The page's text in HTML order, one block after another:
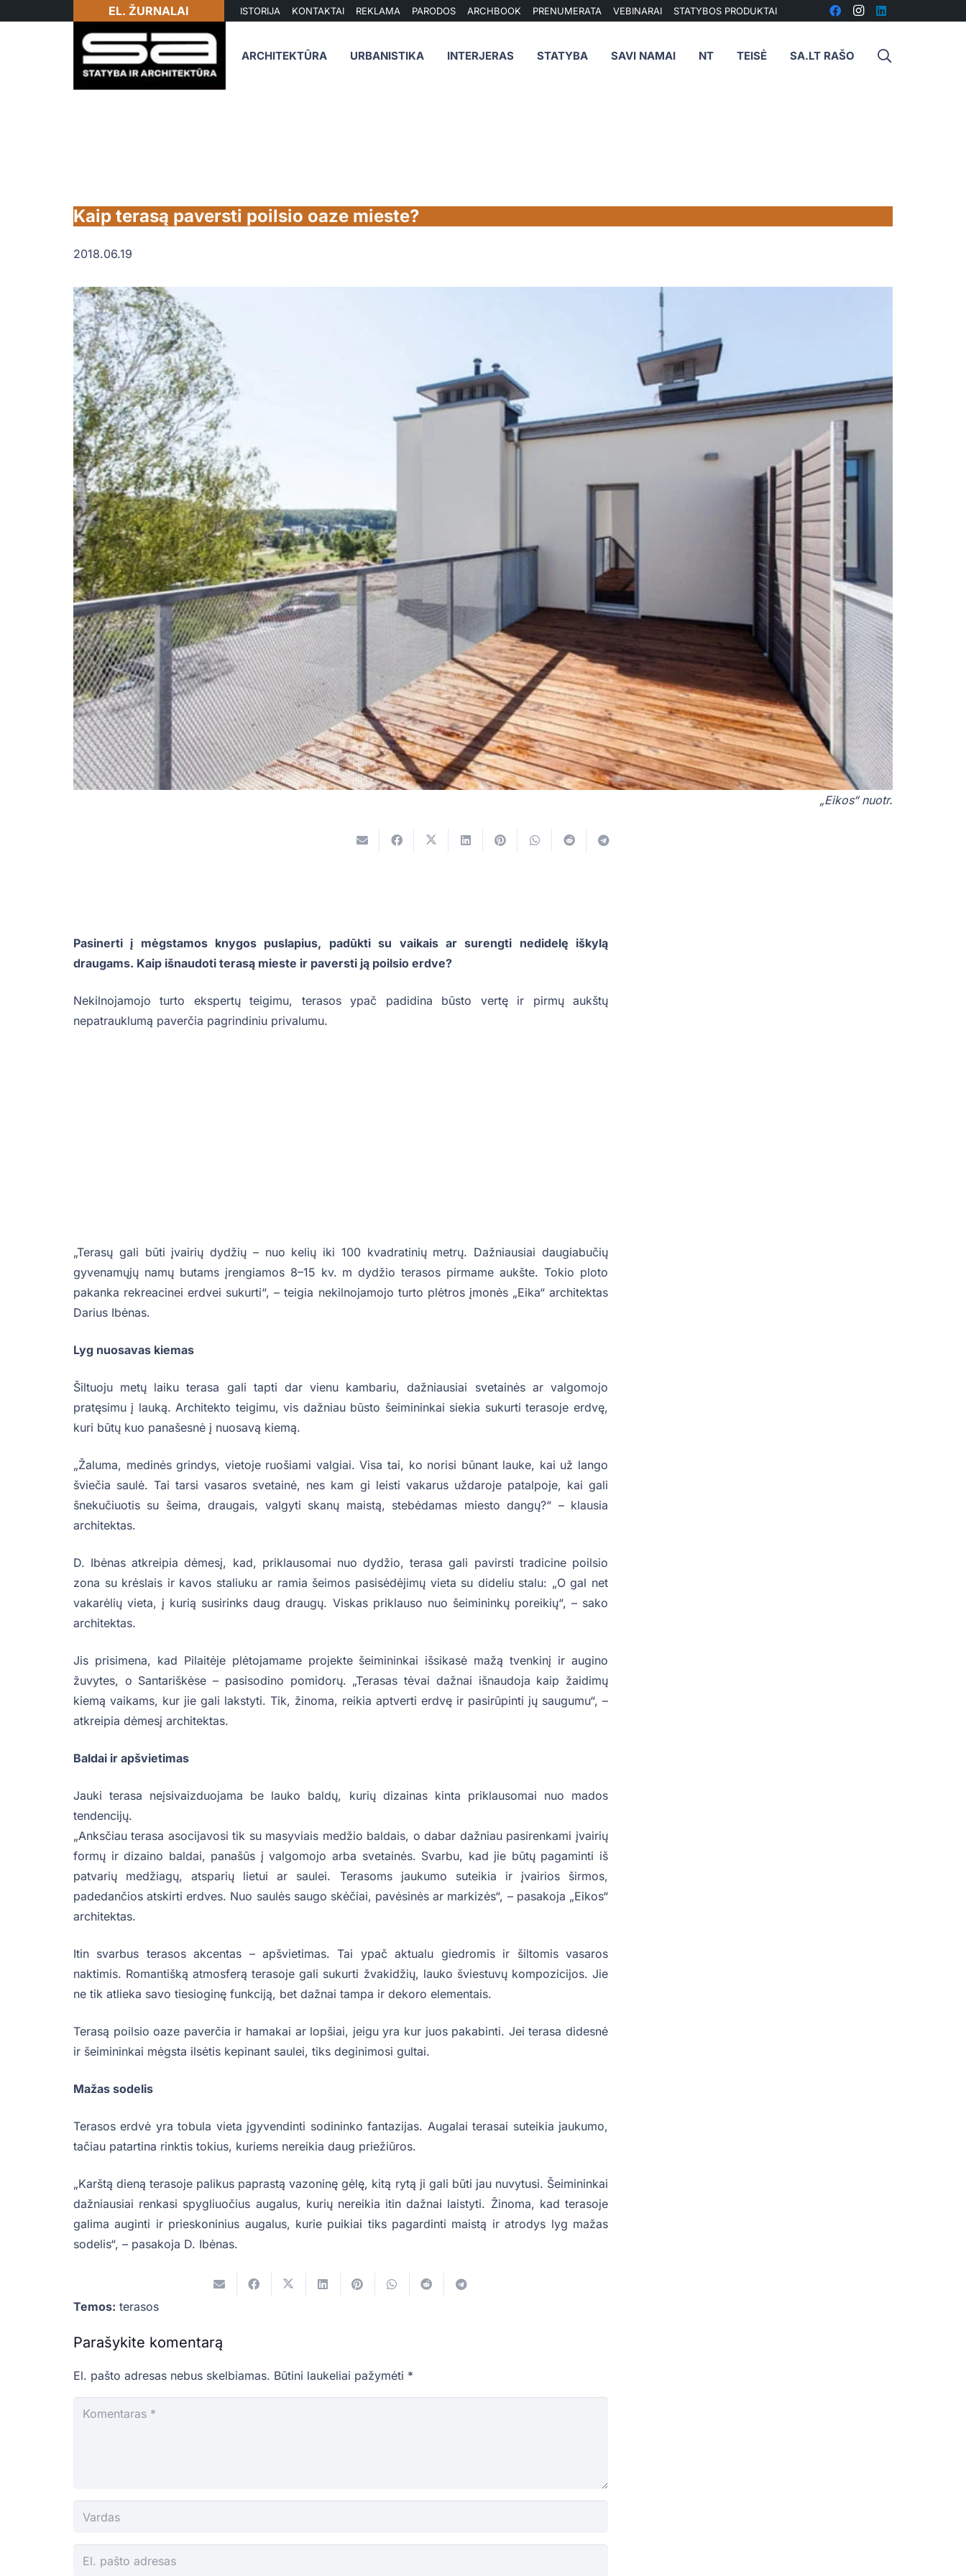
EL. ŽURNALAI ISTORIJA KONTAKTAI REKLAMA PARODOS ARCHBOOK PRENUMERATA VEBINARAI STATYBOS PRODUKTAI
ARCHITEKTŪRA URBANISTIKA INTERJERAS STATYBA SAVI NAMAI NT TEISĖ SA.LT RAŠO
Kaip terasą paversti poilsio oaze mieste?
2018.06.19
„Eikos“ nuotr.
Pasinerti į mėgstamos knygos puslapius, padūkti su vaikais ar surengti nedidelę iškylą
draugams. Kaip išnaudoti terasą mieste ir paversti ją poilsio erdve?
Nekilnojamojo turto ekspertų teigimu, terasos ypač padidina būsto vertę ir pirmų aukštų
nepatrauklumą paverčia pagrindiniu privalumu.
„Terasų gali būti įvairių dydžių – nuo kelių iki 100 kvadratinių metrų. Dažniausiai daugiabučių
gyvenamųjų namų butams įrengiamos 8–15 kv. m dydžio terasos pirmame aukšte. Tokio ploto
pakanka rekreacinei erdvei sukurti“, – teigia nekilnojamojo turto plėtros įmonės „Eika“ architektas
Darius Ibėnas.
Lyg nuosavas kiemas
Šiltuoju metų laiku terasa gali tapti dar vienu kambariu, dažniausiai svetainės ar valgomojo
pratęsimu į lauką. Architekto teigimu, vis dažniau būsto šeimininkai siekia sukurti terasoje erdvę,
kuri būtų kuo panašesnė į nuosavą kiemą.
„Žaluma, medinės grindys, vietoje ruošiami valgiai. Visa tai, ko norisi būnant lauke, kai už lango
šviečia saulė. Tai tarsi vasaros svetainė, nes kam gi leisti vakarus uždaroje patalpoje, kai gali
šnekučiuotis su šeima, draugais, valgyti skanų maistą, stebėdamas miesto dangų?“ – klausia
architektas.
D. Ibėnas atkreipia dėmesį, kad, priklausomai nuo dydžio, terasa gali pavirsti tradicine poilsio
zona su krėslais ir kavos staliuku ar ramia šeimos pasisėdėjimų vieta su dideliu stalu: „O gal net
vakarėlių vieta, į kurią susirinks daug draugų. Viskas priklauso nuo šeimininkų poreikių“, – sako
architektas.
Jis prisimena, kad Pilaitėje plėtojamame projekte šeimininkai išsikasė mažą tvenkinį ir augino
žuvytes, o Santariškėse – pasisodino pomidorų. „Terasas tėvai dažnai išnaudoja kaip žaidimų
kiemą vaikams, kur jie gali lakstyti. Tik, žinoma, reikia aptverti erdvę ir pasirūpinti jų saugumu“, –
atkreipia dėmesį architektas.
Baldai ir apšvietimas
Jauki terasa neįsivaizduojama be lauko baldų, kurių dizainas kinta priklausomai nuo mados
tendencijų.
„Anksčiau terasa asocijavosi tik su masyviais medžio baldais, o dabar dažniau pasirenkami įvairių
formų ir dizaino baldai, panašūs į valgomojo arba svetainės. Svarbu, kad jie būtų pagaminti iš
patvarių medžiagų, atsparių lietui ar saulei. Terasoms jaukumo suteikia ir įvairios širmos,
padedančios atskirti erdves. Nuo saulės saugo skėčiai, pavėsinės ar markizės“, – pasakoja „Eikos“
architektas.
Itin svarbus terasos akcentas – apšvietimas. Tai ypač aktualu giedromis ir šiltomis vasaros
naktimis. Romantišką atmosferą terasoje gali sukurti žvakidžių, lauko šviestuvų kompozicijos. Jie
ne tik atlieka savo tiesioginę funkciją, bet dažnai tampa ir dekoro elementais.
Terasą poilsio oaze paverčia ir hamakai ar lopšiai, jeigu yra kur juos pakabinti. Jei terasa didesnė
ir šeimininkai mėgsta ilsėtis kepinant saulei, tiks deginimosi gultai.
Mažas sodelis
Terasos erdvė yra tobula vieta įgyvendinti sodininko fantazijas. Augalai terasai suteikia jaukumo,
tačiau patartina rinktis tokius, kuriems nereikia daug priežiūros.
„Karštą dieną terasoje palikus paprastą vazoninę gėlę, kitą rytą ji gali būti jau nuvytusi. Šeimininkai
dažniausiai renkasi spygliuočius augalus, kurių nereikia itin dažnai laistyti. Žinoma, kad terasoje
galima auginti ir prieskoninius augalus, kurie puikiai tiks pagardinti maistą ir atrodys lyg mažas
sodelis“, – pasakoja D. Ibėnas.
Temos: terasos
Parašykite komentarą
El. pašto adresas nebus skelbiamas. Būtini laukeliai pažymėti *